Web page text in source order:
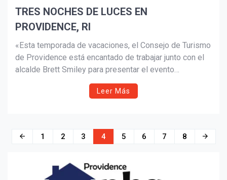
TRES NOCHES DE LUCES EN
PROVIDENCE, RI
«Esta temporada de vacaciones, el Consejo de Turismo
de Providence está encantado de trabajar junto con el
alcalde Brett Smiley para presentar el evento
Providence City Hall Tree Lighting y nuestro programa
Illuminate PVD que trabaja para iluminar algunos de los
Providence, Alexis Gorriarán.
Leer Más
Navegación
1 2 3 4 5 6 7 8